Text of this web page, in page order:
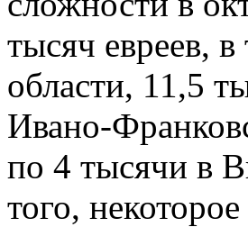
тысяч евреев,
области, 11,5
Ивано-
по 4 тысячи в
того,